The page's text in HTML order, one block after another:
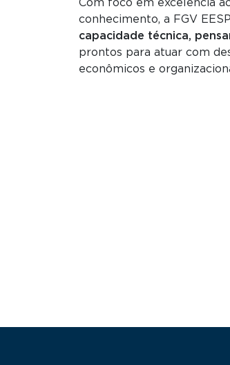
Com foco em excelência
conhecimento, a FGV
capacidade técnica,
prontos para atuar com
econômicos e